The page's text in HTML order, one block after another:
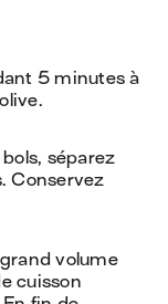
5 minutes à
séparez
Conservez
volume
cuisson